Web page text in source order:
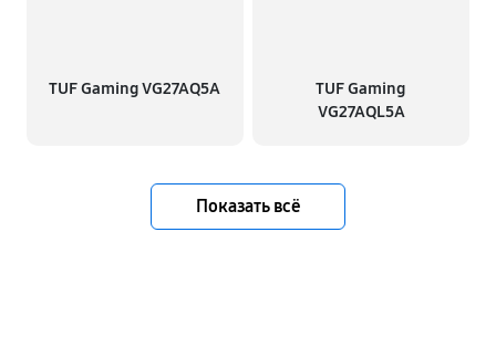
TUF Gaming VG27AQ5A
TUF Gaming
VG27AQL5A
Показать всё